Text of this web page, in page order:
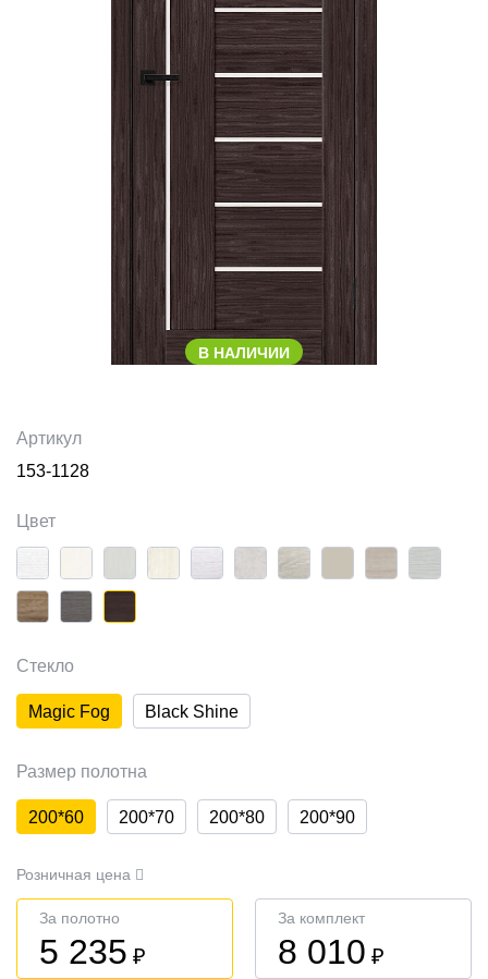
В НАЛИЧИИ
Артикул
153-1128
Цвет
Стекло
Magic Fog Black Shine
Размер полотна
200*60 200*70 200*80 200*90
Розничная цена
За полотно
5 235 ₽
За комплект
8 010 ₽